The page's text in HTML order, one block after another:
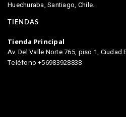
Huechuraba, Santiago, Chile.
TIENDAS
Tienda Principal
Av. Del Valle Norte 765, piso 1, Ciudad
Teléfono +56983928838